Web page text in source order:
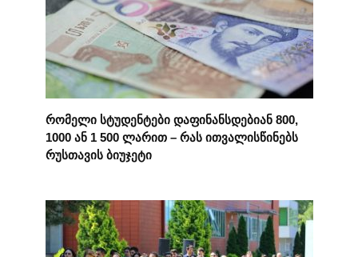
რომელი სტუდენტები დაფინანსდებიან 800,
1000 ან 1 500 ლარით – რას ითვალისწინებს
რუსთავის ბიუჯეტი